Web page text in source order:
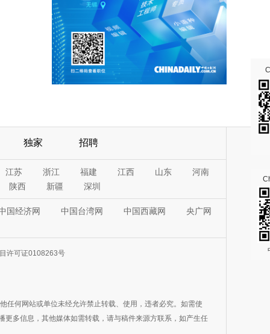
独家 招聘
江苏 浙江 福建 江西 山东
河南
陕西
新疆 深圳
国经济网 中国台湾网 中国西藏网 央广网
许可证0108263号
任何网站或单位未经允许禁止转载、使用，违者必究。如需使
多信息，其他媒体如需转载，请与稿件来源方联系，如产生任